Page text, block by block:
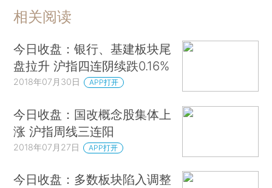
相关阅读
今日收盘：银行、基建板块尾
盘拉升 沪指四连阴续跌0.16%
2018年07月30日 APP打开
今日收盘：国改概念股集体上
涨 沪指周线三连阳
2018年07月27日 APP打开
今日收盘：多数板块陷入调整